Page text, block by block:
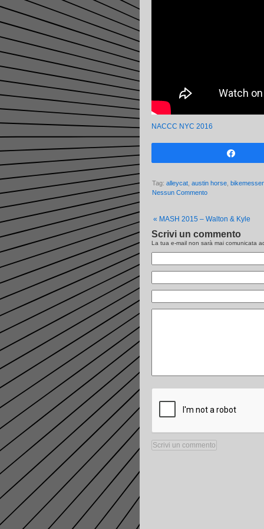
NACCC NYC 2016
Tag: alleycat austin horse
Nessun Commento
« MASH 2015 – Walton & Kyle
Scrivi un commento
La tua e-mail non sarà mai comunicata